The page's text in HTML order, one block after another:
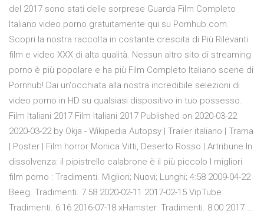
del 2017 sono stati delle sorprese Guarda Film Completo
Italiano video porno gratuitamente qui su Pornhub.com.
Scopri la nostra raccolta in costante crescita di Più Rilevanti
film e video XXX di alta qualità. Nessun altro sito di streaming
porno è più popolare e ha più Film Completo Italiano scene di
Pornhub! Dai un'occhiata alla nostra incredibile selezioni di
video porno in HD su qualsiasi dispositivo in tuo possesso.
Film Italiani 2017 Film Italiani 2017 Published on 2020-03-22
2020-03-22 by Okja - Wikipedia Autopsy | Trailer italiano | Trama
| Poster | Film horror Monica Vitti, Deserto Rosso | Artribune In
dissolvenza: il pipistrello calabrone è il più piccolo I migliori
film porno : Tradimenti. Migliori; Nuovi; Lunghi; 4:58 2009-04-22
Beeg. Tradimenti. 7:58 2020-02-11 2017-02-15 VipTube.
Tradimenti. 6:16 2016-07-18 xHamster. Tradimenti. 8:00 2017 …